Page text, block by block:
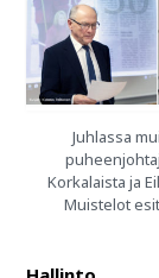
Juhlassa
Korkalaista ja
Muistelot